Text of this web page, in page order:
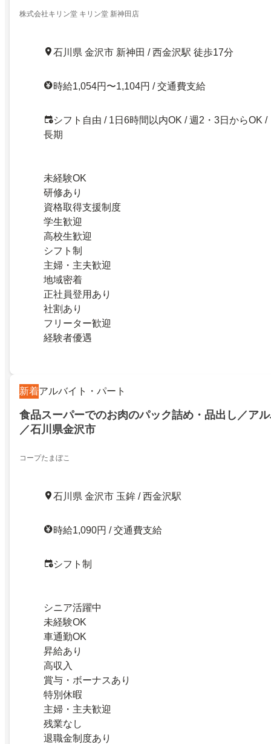
株式会社キリン堂 キリン堂 新神田店
石川県 金沢市 新神田 / 西金沢駅 徒歩17分
時給1,054円〜1,104円 / 交通費支給
シフト自由 / 1日6時間以内OK / 週2・3日からOK /
長期
未経験OK
研修あり
資格取得支援制度
学生歓迎
高校生歓迎
シフト制
主婦・主夫歓迎
地域密着
正社員登用あり
社割あり
フリーター歓迎
経験者優遇
新着アルバイト・パート
食品スーパーでのお肉のパック詰め・品出し／ア
／石川県金沢市
コープたまぼこ
石川県 金沢市 玉鉾 / 西金沢駅
時給1,090円 / 交通費支給
シフト制
シニア活躍中
未経験OK
車通勤OK
昇給あり
高収入
賞与・ボーナスあり
特別休暇
主婦・主夫歓迎
残業なし
退職金制度あり